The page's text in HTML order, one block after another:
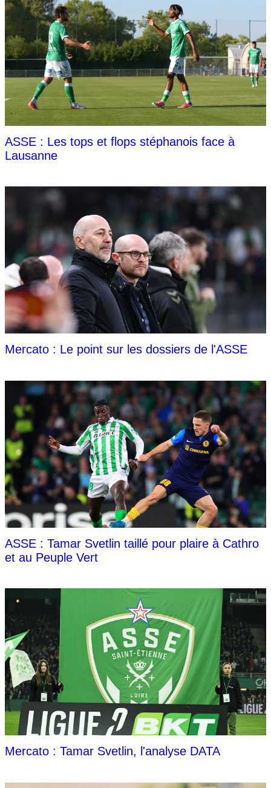
ASSE : Les tops et flops stéphanois face à
Lausanne
Mercato : Le point sur les dossiers de l'ASSE
ASSE : Tamar Svetlin taillé pour plaire à Cathro
et au Peuple Vert
Mercato : Tamar Svetlin, l'analyse DATA